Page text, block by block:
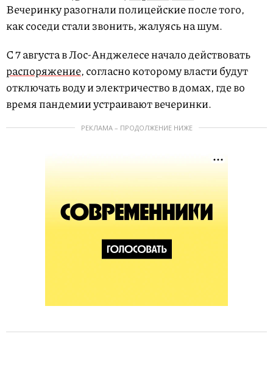
Вечеринку разогнали полицейские после того,
как соседи стали звонить, жалуясь на шум.
С 7 августа в Лос-Анджелесе начало действовать
распоряжение, согласно которому власти будут
отключать воду и электричество в домах, где во
время пандемии устраивают вечеринки.
РЕКЛАМА – ПРОДОЛЖЕНИЕ НИЖЕ